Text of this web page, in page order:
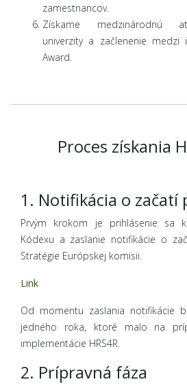
zamestnancov.
Získame medzinárodnú
univerzity a začlenenie medzi
Award.
Proces získania
1. Notifikácia o začatí
Prvým krokom je prihlásenie sa
Kódexu a zaslanie notifikácie o
Stratégie Európskej komisii.
Link
Od momentu zaslania notifikácie
jedného roka, ktoré malo na
implementácie HRS4R.
2. Prípravná fáza